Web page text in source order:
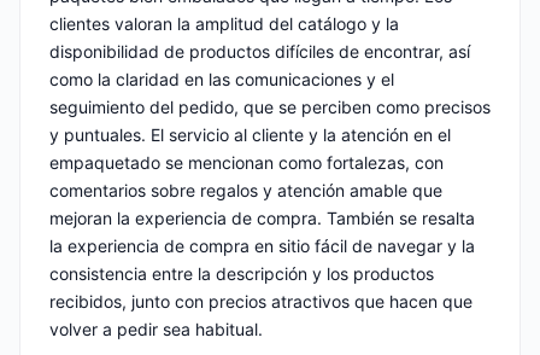
clientes valoran la amplitud del catálogo y la
disponibilidad de productos difíciles de encontrar, así
como la claridad en las comunicaciones y el
seguimiento del pedido, que se perciben como precisos
y puntuales. El servicio al cliente y la atención en el
empaquetado se mencionan como fortalezas, con
comentarios sobre regalos y atención amable que
mejoran la experiencia de compra. También se resalta
la experiencia de compra en sitio fácil de navegar y la
consistencia entre la descripción y los productos
recibidos, junto con precios atractivos que hacen que
volver a pedir sea habitual.